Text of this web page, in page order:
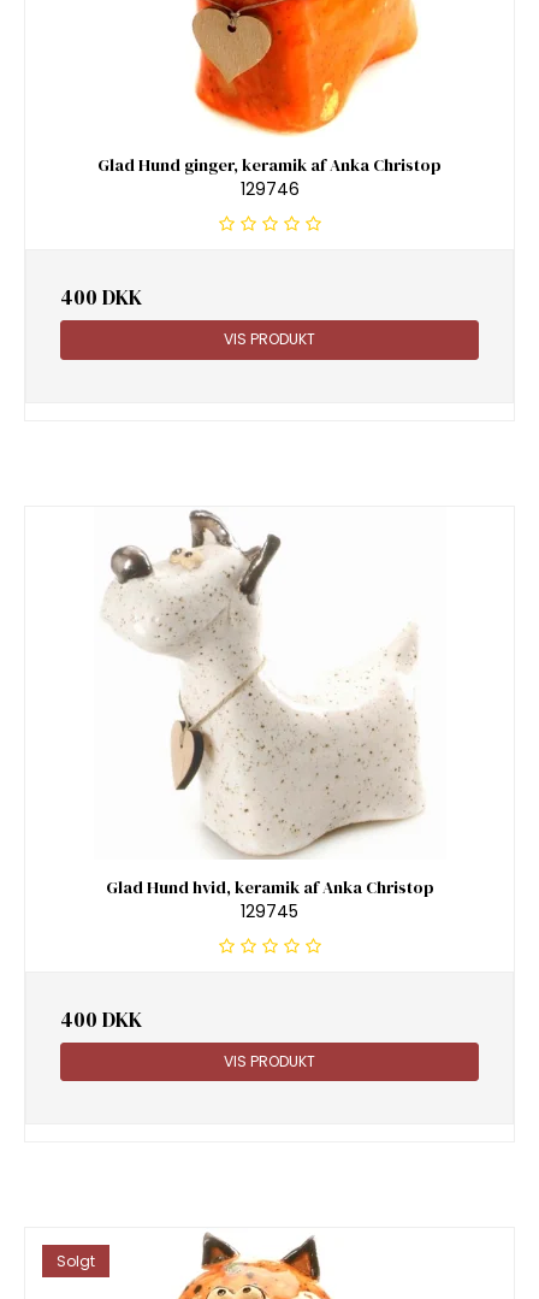
Glad Hund ginger, keramik af Anka Christop
129746
400 DKK
VIS PRODUKT
Glad Hund hvid, keramik af Anka Christop
129745
400 DKK
VIS PRODUKT
Solgt